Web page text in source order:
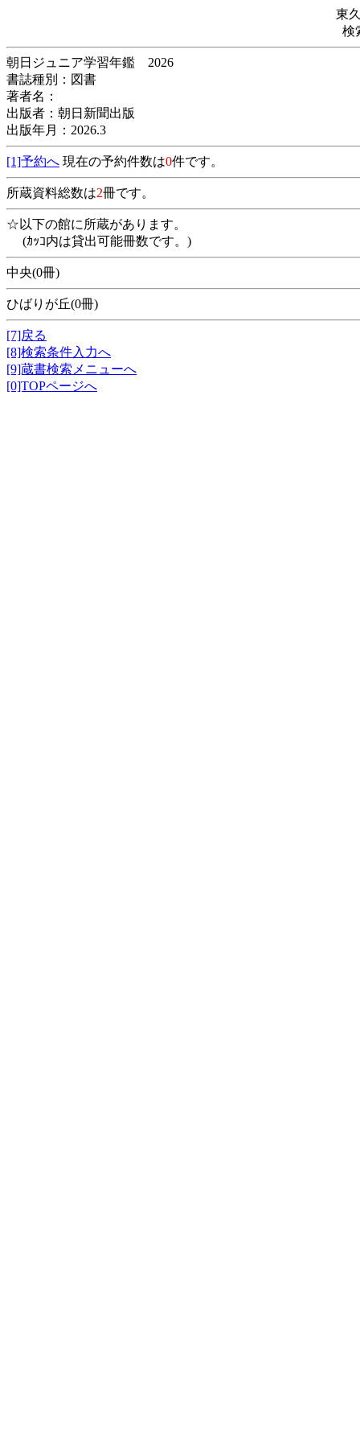
東
検
朝日ジュニア学習年鑑 2026
書誌種別：図書
著者名：
出版者：朝日新聞出版
出版年月：2026.3
[1]予約へ 現在の予約件数は0件です。
所蔵資料総数は2冊です。
☆以下の館に所蔵があります。
(ｶｯｺ内は貸出可能冊数です。)
中央(0冊)
ひばりが丘(0冊)
[7]戻る
[8]検索条件入力へ
[9]蔵書検索メニューへ
[0]TOPページへ